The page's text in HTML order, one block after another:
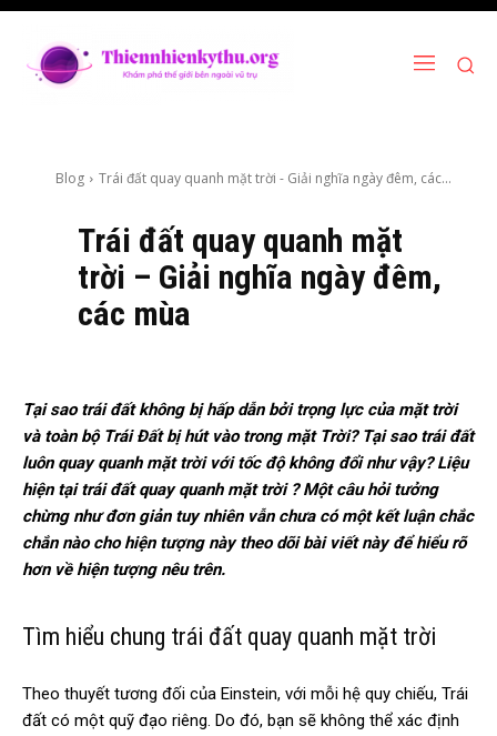
Blog Trái đất quay quanh mặt trời - Giải nghĩa ngày đêm, các...
Trái đất quay quanh mặt
trời – Giải nghĩa ngày đêm,
các mùa
Tại sao trái đất không bị hấp dẫn bởi trọng lực của mặt trời
và toàn bộ Trái Đất bị hút vào trong mặt Trời? Tại sao trái đất
luôn quay quanh mặt trời với tốc độ không đổi như vậy? Liệu
hiện tại trái đất quay quanh mặt trời ? Một câu hỏi tưởng
chừng như đơn giản tuy nhiên vẫn chưa có một kết luận chắc
chắn nào cho hiện tượng này theo dõi bài viết này để hiểu rõ
hơn về hiện tượng nêu trên.
Tìm hiểu chung trái đất quay quanh mặt trời
Theo thuyết tương đối của Einstein, với mỗi hệ quy chiếu, Trái
đất có một quỹ đạo riêng. Do đó, bạn sẽ không thể xác định